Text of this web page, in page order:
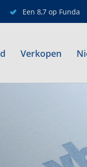
Een 8,7 op Funda
Verkopen